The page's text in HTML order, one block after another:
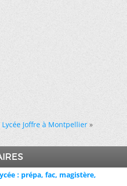
Lycée Joffre à Montpellier »
: prépa, fac, magistère,